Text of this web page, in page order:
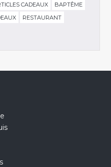
CADEAUX
BAPTÊME
RESTAURANT